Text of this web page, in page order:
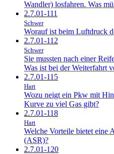
Wandler) losfahren. Was
2.7.01-111
Schwer
Worauf ist beim Luftdruck
2.7.01-112
Schwer
Sie mussten nach einer
Was ist bei der Weiterfahrt
2.7.01-115
Hart
Wozu neigt ein Pkw mit
Kurve zu viel Gas gibt?
2.7.01-118
Hart
Welche Vorteile bietet eine
(ASR)?
2.7.01-120